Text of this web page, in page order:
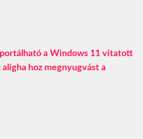
a Windows 11 vitatott
aligha hoz megnyugvást a